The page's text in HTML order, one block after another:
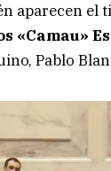
aparecen
«Camau»
Pablo